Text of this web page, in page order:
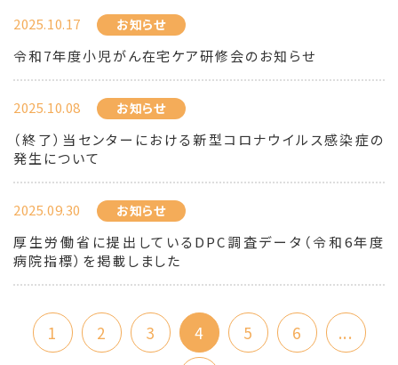
2025.10.17 お知らせ
令和7年度小児がん在宅ケア研修会のお知らせ
2025.10.08 お知らせ
（終了）当センターにおける新型コロナウイルス感染症の
発生について
2025.09.30 お知らせ
厚生労働省に提出しているDPC調査データ（令和6年度
病院指標）を掲載しました
1 2 3 4 5 6
...